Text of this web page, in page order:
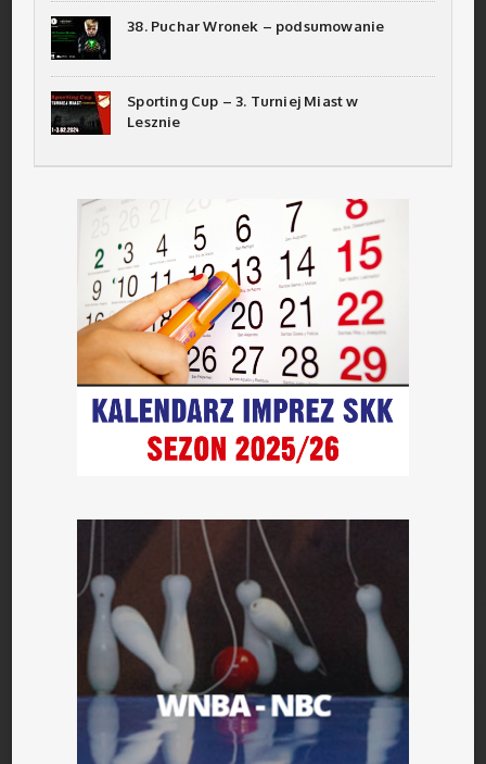
38. Puchar Wronek – podsumowanie
Sporting Cup – 3. Turniej Miast w
Lesznie